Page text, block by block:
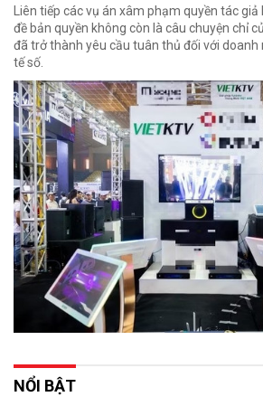
Liên tiếp các vụ án xâm phạm quyền tác
đề bản quyền không còn là câu chuyện chỉ
đã trở thành yêu cầu tuân thủ đối với doanh
tế số.
NỔI BẬT